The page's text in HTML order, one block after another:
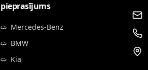
pieprasījums
Mercedes-Benz
BMW
Kia